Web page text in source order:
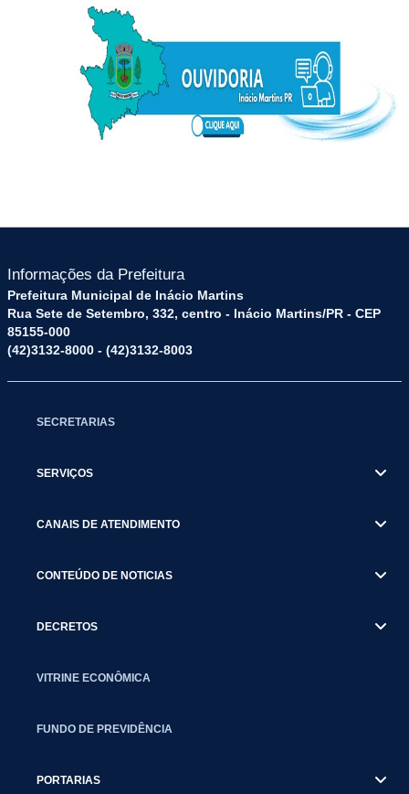
Informações da Prefeitura
Prefeitura Municipal de Inácio Martins
Rua Sete de Setembro, 332, centro - Inácio Martins/PR - CEP
85155-000
(42)3132-8000 - (42)3132-8003
SECRETARIAS
SERVIÇOS
CANAIS DE ATENDIMENTO
CONTEÚDO DE NOTICIAS
DECRETOS
VITRINE ECONÔMICA
FUNDO DE PREVIDÊNCIA
PORTARIAS